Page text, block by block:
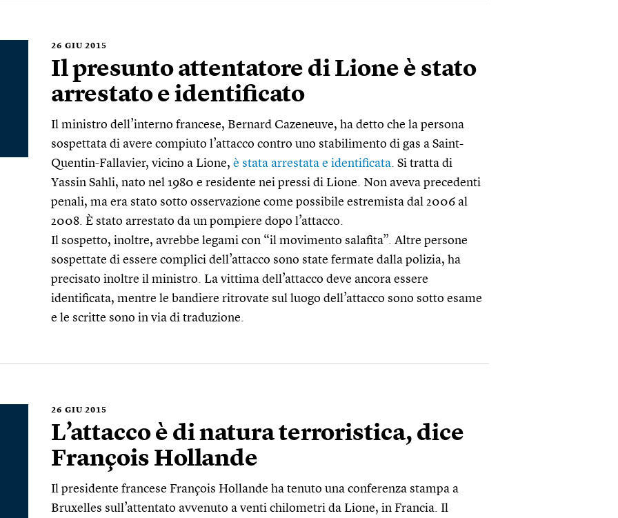
26 GIU 2015
Il presunto attentatore di Lione è stato
arrestato e identificato
Il ministro dell’interno francese, Bernard Cazeneuve, ha detto che la persona
sospettata di avere compiuto l’attacco contro uno stabilimento di gas a Saint-
Quentin-Fallavier, vicino a Lione, è stata arrestata e identificata. Si tratta di
Yassin Sahli, nato nel 1980 e residente nei pressi di Lione. Non aveva precedenti
penali, ma era stato sotto osservazione come possibile estremista dal 2006 al
2008. È stato arrestato da un pompiere dopo l’attacco.
Il sospetto, inoltre, avrebbe legami con “il movimento salafita”. Altre persone
sospettate di essere complici dell’attacco sono state fermate dalla polizia, ha
precisato inoltre il ministro. La vittima dell’attacco deve ancora essere
identificata, mentre le bandiere ritrovate sul luogo dell’attacco sono sotto esame
e le scritte sono in via di traduzione.
26 GIU 2015
L’attacco è di natura terroristica, dice
François Hollande
Il presidente francese François Hollande ha tenuto una conferenza stampa a
Bruxelles sull’attentato avvenuto a venti chilometri da Lione, in Francia. Il